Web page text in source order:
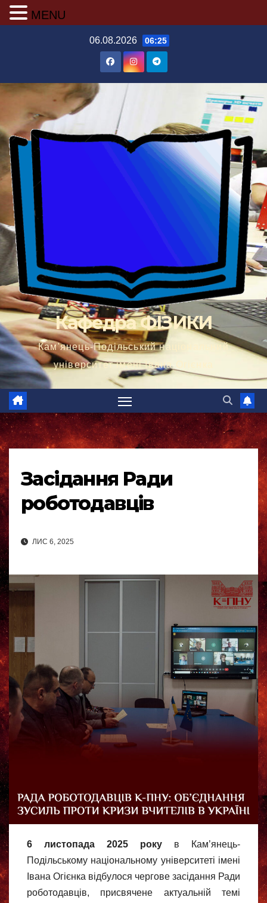
06.08.2026 06:25
Кафедра ФІЗИКИ
Кам'янець-Подільський національний
університет імені Івана Огієнка
Засідання Ради
роботодавців
ЛИС 6, 2025
6 листопада 2025 року в Кам’янець-
Подільському національному університеті імені
Івана Огієнка відбулося чергове засідання Ради
роботодавців, присвячене актуальній темі
MENU